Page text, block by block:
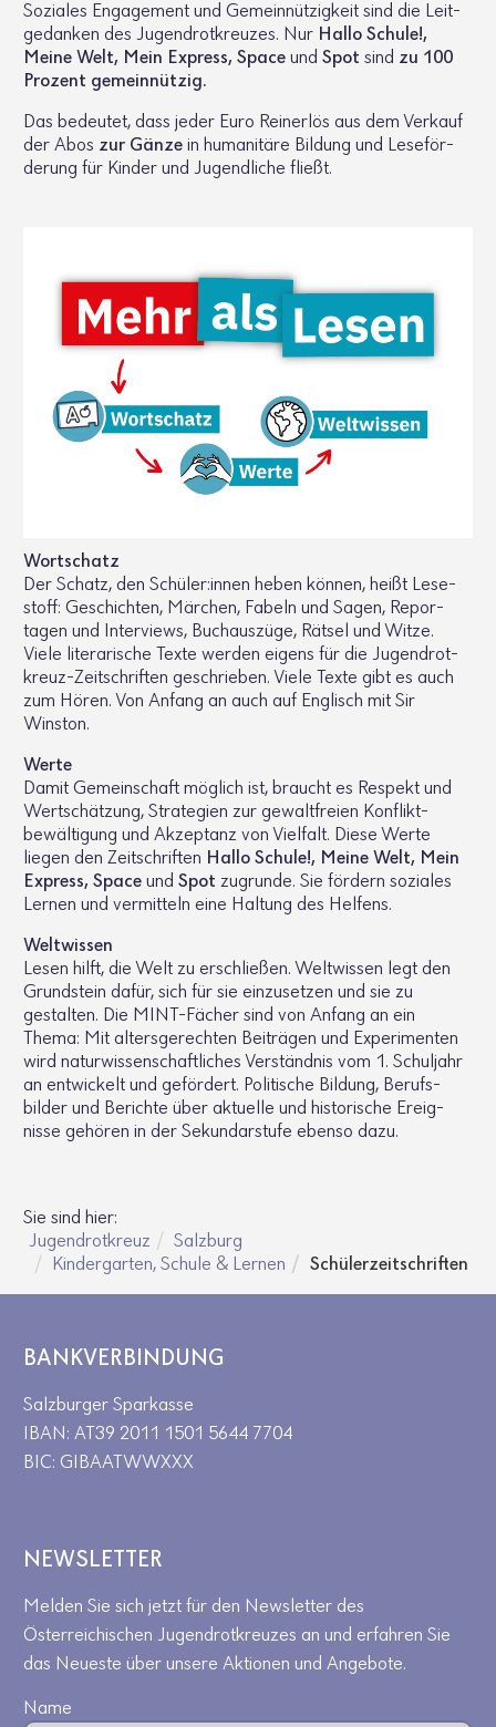
Soziales Enga­ge­ment und Gemein­nüt­zig­keit sind die Leit­
ge­danken des Jugend­rot­kreuzes. Nur Hallo Schule!,
Meine Welt, Mein Express, Space und Spot sind zu 100
Prozent gemein­nützig.
Das bedeutet, dass jeder Euro Rein­erlös aus dem Verkauf
der Abos zur Gänze in huma­ni­täre Bildung und Lese­för­
de­rung für Kinder und Jugend­liche fließt.
Wort­schatz
Der Schatz, den Schüler:innen heben können, heißt Lese­
stoff: Geschichten, Märchen, Fabeln und Sagen, Repor­
tagen und Inter­views, Buch­aus­züge, Rätsel und Witze.
Viele lite­ra­ri­sche Texte werden eigens für die Jugend­rot­
kreuz-Zeit­schriften geschrieben. Viele Texte gibt es auch
zum Hören. Von Anfang an auch auf Englisch mit Sir
Winston.
Werte
Damit Gemein­schaft möglich ist, braucht es Respekt und
Wert­schät­zung, Stra­te­gien zur gewalt­freien Konflikt­
bewältigung und Akzep­tanz von Viel­falt. Diese Werte
liegen den Zeit­schriften Hallo Schule!, Meine Welt, Mein
Express, Space und Spot zugrunde. Sie fördern soziales
Lernen und vermit­teln eine Haltung des Helfens.
Welt­wissen
Lesen hilft, die Welt zu erschließen. Welt­wissen legt den
Grund­stein dafür, sich für sie einzu­setzen und sie zu
gestalten. Die MINT-Fächer sind von Anfang an ein
Thema: Mit alters­ge­rechten Beiträgen und Expe­ri­menten
wird natur­wis­sen­schaft­li­ches Verständnis vom 1. Schul­jahr
an entwi­ckelt und geför­dert. Poli­ti­sche Bildung, Berufs­
bilder und Berichte über aktu­elle und histo­ri­sche Ereig­
nisse gehören in der Sekun­dar­stufe ebenso dazu.
Sie sind hier:
Jugendrotkreuz
Salzburg
Kindergarten, Schule & Lernen
Schülerzeitschriften
BANKVERBINDUNG
Salzburger Sparkasse
IBAN: AT39 2011 1501 5644 7704
BIC: GIBAATWWXXX
NEWSLETTER
Melden Sie sich jetzt für den Newsletter des
Österreichischen Jugendrotkreuzes an und erfahren Sie
das Neueste über unsere Aktionen und Angebote.
Name